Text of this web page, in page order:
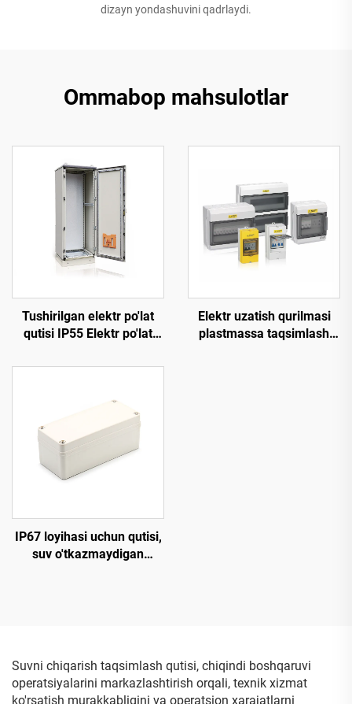
dizayn yondashuvini qadrlaydi.
Ommabop mahsulotlar
Tushirilgan elektr po'lat
qutisi IP55 Elektr po'lat
Elektr uzatish qurilmasi
plastmassa taqsimlash
IP67 loyihasi uchun qutisi,
suv o'tkazmaydigan
Suvni chiqarish taqsimlash qutisi, chiqindi boshqaruvi
operatsiyalarini markazlashtirish orqali, texnik xizmat
ko'rsatish murakkabligini va operatsion xarajatlarni